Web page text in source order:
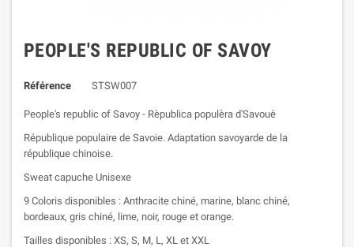
PEOPLE'S REPUBLIC OF SAVOY
Référence STSW007
People's republic of Savoy - Rèpublica populèra d'Savouè
République populaire de Savoie. Adaptation savoyarde de la
république chinoise.
Sweat capuche Unisexe
9 Coloris disponibles : Anthracite chiné, marine, blanc chiné,
bordeaux, gris chiné, lime, noir, rouge et orange.
Tailles disponibles : XS, S, M, L, XL et XXL